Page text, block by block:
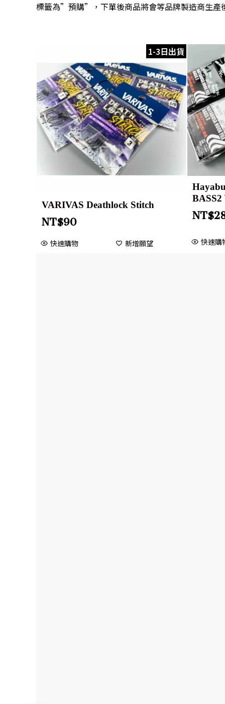
標籤為”預購”，下單後商品將會等品牌製造商生產
1-3日出貨
VARIVAS Deathlock Stitch
NT$90
快速購物 新增願望
BASS2
NT$
快速購